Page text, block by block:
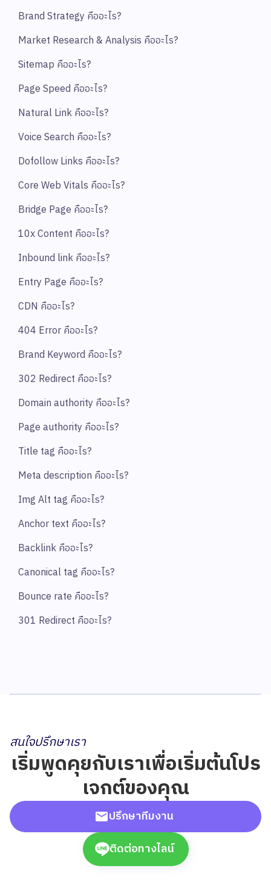
Brand Strategy คืออะไร?
Market Research & Analysis คืออะไร?
Sitemap คืออะไร?
Page Speed คืออะไร?
Natural Link คืออะไร?
Voice Search คืออะไร?
Dofollow Links คืออะไร?
Core Web Vitals คืออะไร?
Bridge Page คืออะไร?
10x Content คืออะไร?
Inbound link คืออะไร?
Entry Page คืออะไร?
CDN คืออะไร?
404 Error คืออะไร?
Brand Keyword คืออะไร?
302 Redirect คืออะไร?
Domain authority คืออะไร?
Page authority คืออะไร?
Title tag คืออะไร?
Meta description คืออะไร?
Img Alt tag คืออะไร?
Anchor text คืออะไร?
Backlink คืออะไร?
Canonical tag คืออะไร?
Bounce rate คืออะไร?
301 Redirect คืออะไร?
สนใจปรึกษาเรา
เริ่มพูดคุยกับเราเพื่อเริ่มต้นโปร
เจกต์ของคุณ
ปรึกษาทีมงาน
ติดต่อทางไลน์